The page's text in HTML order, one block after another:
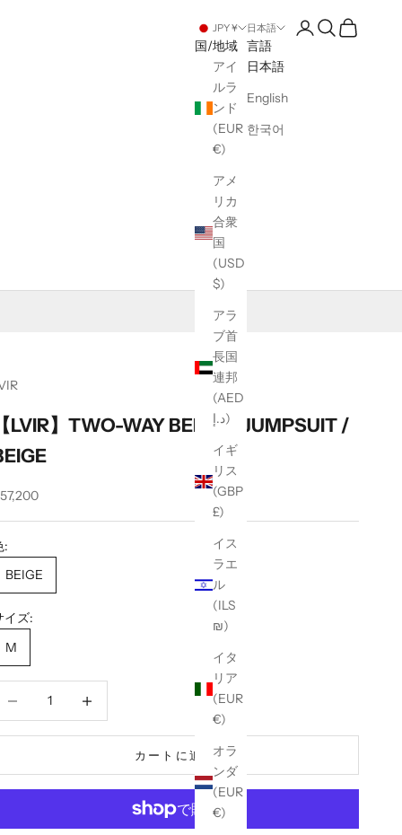
JPY ¥
国/地域
アイ
ルラ
ンド
(EUR
€)
アメ
リカ
合衆
国
(USD
$)
アラ
ブ首
長国
連邦
(AED
د.إ)
イギ
リス
(GBP
£)
イス
ラエ
ル
(ILS
₪)
イタ
リア
(EUR
€)
オラ
ンダ
(EUR
€)
日本語
言語
日本語
English
한국어
アカウントページ
検索を開く
カートを
LVIR】TWO-WAY BELTED JUMPSUIT /
ル価格
:
BEIGE
イズ:
M
カートに追加